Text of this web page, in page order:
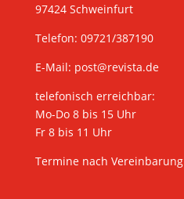
97424 Schweinfurt
Telefon: 09721/387190
E-Mail: post@revista.de
telefonisch erreichbar:
Mo-Do 8 bis 15 Uhr
Fr 8 bis 11 Uhr
Termine nach Vereinbarung